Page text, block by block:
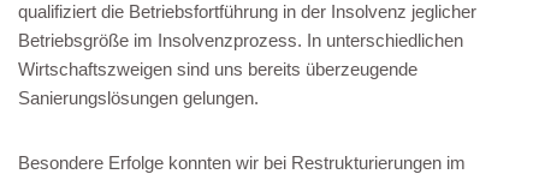
qualifiziert die Betriebsfortführung in der Insolvenz jeglicher
Betriebsgröße im Insolvenzprozess. In unterschiedlichen
Wirtschaftszweigen sind uns bereits überzeugende
Sanierungslösungen gelungen.
Besondere Erfolge konnten wir bei Restrukturierungen im